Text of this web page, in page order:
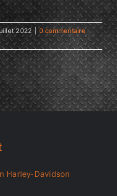
2022 | 0 commentaire
Harley-Davidson